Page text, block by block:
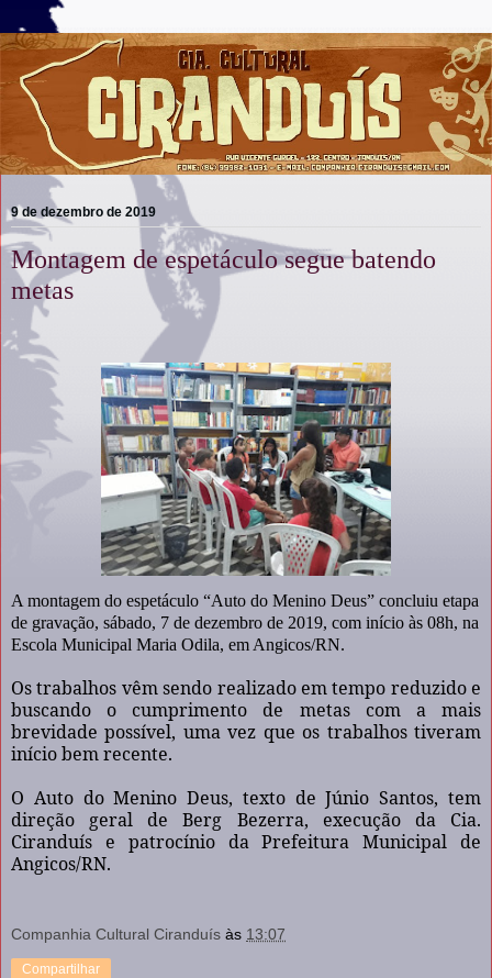
9 de dezembro de 2019
Montagem de espetáculo segue batendo
metas
A montagem do espetáculo “Auto do Menino Deus” concluiu etapa
de gravação, sábado, 7 de dezembro de 2019, com início às 08h, na
Escola Municipal Maria Odila, em Angicos/RN.
Os trabalhos vêm sendo realizado em tempo reduzido e
buscando o cumprimento de metas com a mais
brevidade possível, uma vez que os trabalhos tiveram
início bem recente.
O Auto do Menino Deus, texto de Júnio Santos, tem
direção geral de Berg Bezerra, execução da Cia.
Ciranduís e patrocínio da Prefeitura Municipal de
Angicos/RN.
Companhia Cultural Ciranduís às 13:07
Compartilhar